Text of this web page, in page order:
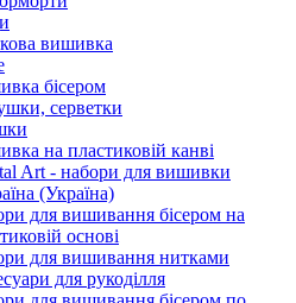
вишивка
бісером
серветки
на пластиковій канві
Art - набори для вишивки
(Україна)
для вишивання бісером на
основі
для вишивання нитками
для рукоділля